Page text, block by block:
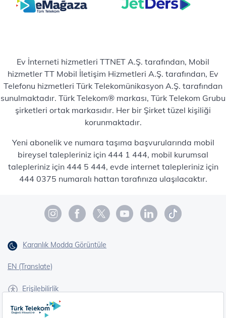
Ev İnterneti hizmetleri TTNET A.Ş. tarafından, Mobil
hizmetler TT Mobil İletişim Hizmetleri A.Ş. tarafından, Ev
Telefonu hizmetleri Türk Telekomünikasyon A.Ş. tarafından
sunulmaktadır. Türk Telekom® markası, Türk Telekom Grubu
şirketleri ortak markasıdır. Her bir Şirket tüzel kişiliği
korunmaktadır.
Yeni abonelik ve numara taşıma başvurularında mobil
bireysel talepleriniz için 444 1 444, mobil kurumsal
talepleriniz için 444 5 444, evde internet talepleriniz için
444 0375 numaralı hattan tarafınıza ulaşılacaktır.
Karanlık Modda Görüntüle
EN (Translate)
Erişilebilirlik
İşaret Dili Çevirisi